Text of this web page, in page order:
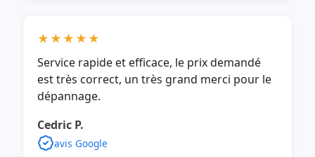
★★★★★
Service rapide et efficace, le prix demandé
est très correct, un très grand merci pour le
dépannage.
Cedric P.
avis Google